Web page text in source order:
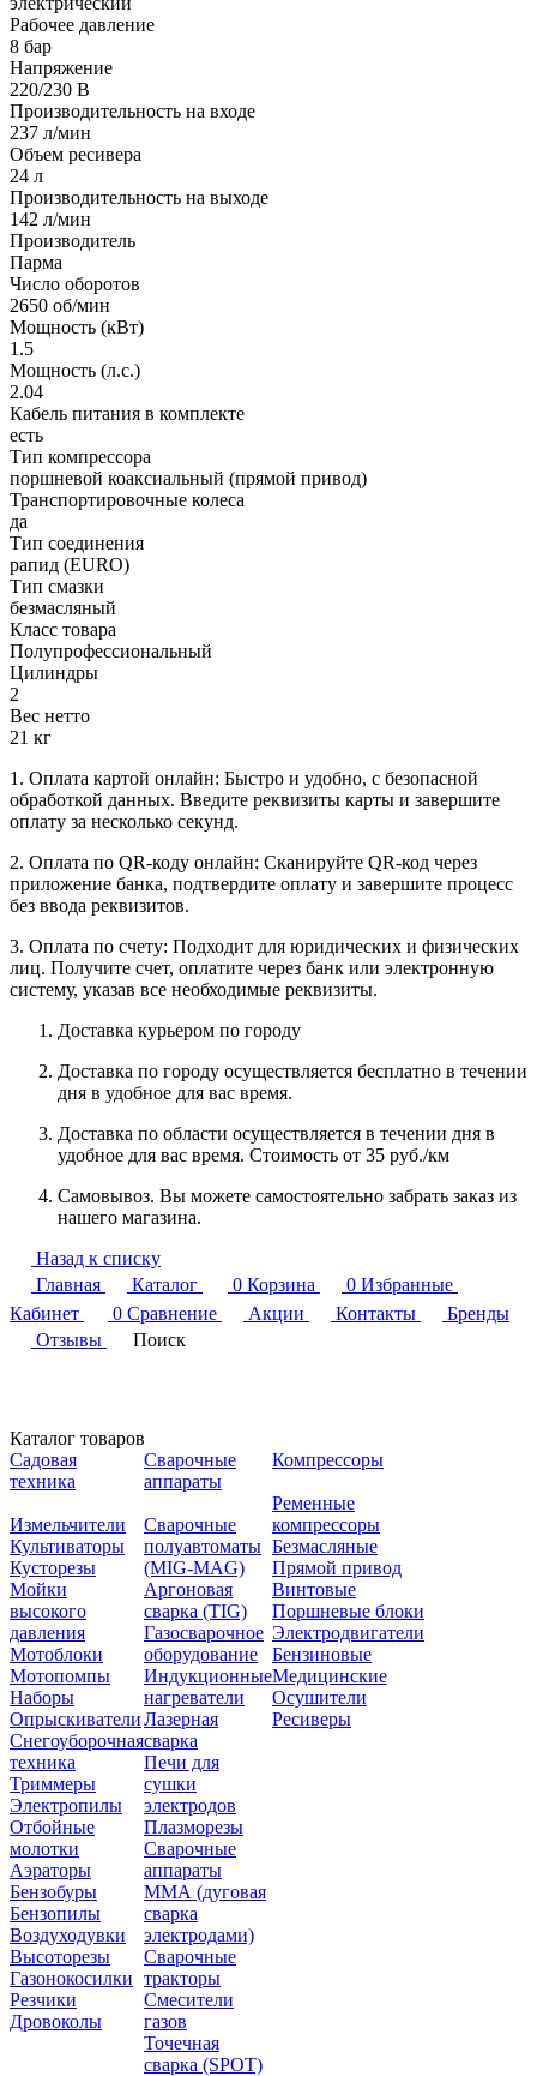
Рабочее давление
8 бар
Напряжение
220/230 В
Производительность на входе
237 л/мин
Объем ресивера
24 л
Производительность на выходе
142 л/мин
Производитель
Парма
Число оборотов
2650 об/мин
Мощность (кВт)
1.5
Мощность (л.с.)
2.04
Кабель питания в комплекте
есть
Тип компрессора
поршневой коаксиальный (прямой привод)
Транспортировочные колеса
да
Тип соединения
рапид (EURO)
Тип смазки
безмасляный
Класс товара
Полупрофессиональный
Цилиндры
2
Вес нетто
21 кг
1. Оплата картой онлайн: Быстро и удобно, с безопасной
обработкой данных. Введите реквизиты карты и завершите
оплату за несколько секунд.
2. Оплата по QR-коду онлайн: Сканируйте QR-код через
приложение банка, подтвердите оплату и завершите процесс
без ввода реквизитов.
3. Оплата по счету: Подходит для юридических и физических
лиц. Получите счет, оплатите через банк или электронную
систему, указав все необходимые реквизиты.
Доставка курьером по городу
Доставка по городу осуществляется бесплатно в течении
дня в удобное для вас время.
Доставка по области осуществляется в течении дня в
удобное для вас время. Стоимость от 35 руб./км
Самовывоз. Вы можете самостоятельно забрать заказ из
нашего магазина.
Назад к списку
Главная
Каталог 0 Корзина 0 Избранные
Кабинет
0 Сравнение Акции Контакты
Бренды
Отзывы
Поиск
Каталог товаров
Садовая
техника
Измельчители
Культиваторы
Кусторезы
Мойки
высокого
давления
Мотоблоки
Мотопомпы
Наборы
Опрыскиватели
Снегоуборочная
техника
Триммеры
Электропилы
Отбойные
молотки
Аэраторы
Бензобуры
Бензопилы
Воздуходувки
Высоторезы
Газонокосилки
Резчики
Дровоколы
Сварочные
аппараты
Сварочные
полуавтоматы
(MIG-MAG)
Аргоновая
сварка (TIG)
Газосварочное
оборудование
Индукционные
нагреватели
Лазерная
сварка
Печи для
сушки
электродов
Плазморезы
Сварочные
аппараты
ММА (дуговая
сварка
электродами)
Сварочные
тракторы
Смесители
газов
Точечная
сварка (SPOT)
Компрессоры
Ременные
компрессоры
Безмасляные
Прямой привод
Винтовые
Поршневые блоки
Электродвигатели
Бензиновые
Медицинские
Осушители
Ресиверы